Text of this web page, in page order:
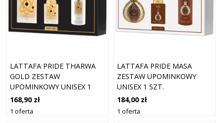
LATTAFA PRIDE THARWA
GOLD ZESTAW
UPOMINKOWY UNISEX 1
SZT.
168,90 zł
1 oferta
LATTAFA PRIDE MASA
ZESTAW UPOMINKOWY
UNISEX 1 SZT.
184,00 zł
1 oferta